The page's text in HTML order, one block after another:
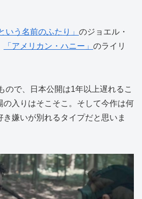
いう名前のふたり」 のジョエル・
「アメリカン・ハニー」 のライリ
ので、日本公開は1年以上遅れるこ
の入りはそこそこ。そして今作は何
き嫌いが別れるタイプだと思いま